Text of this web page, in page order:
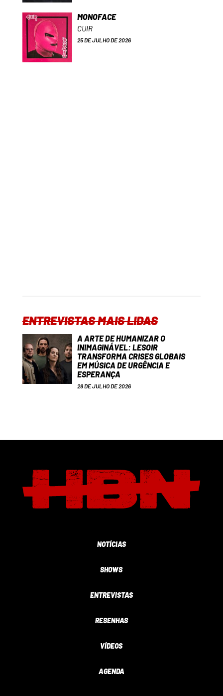
MONOFACE
CUIR
25 DE JULHO DE 2026
ENTREVISTAS MAIS LIDAS
A ARTE DE HUMANIZAR O
INIMAGINÁVEL: LESOIR
TRANSFORMA CRISES GLOBAIS
EM MÚSICA DE URGÊNCIA E
ESPERANÇA
28 DE JULHO DE 2026
NOTÍCIAS
SHOWS
ENTREVISTAS
RESENHAS
VÍDEOS
AGENDA